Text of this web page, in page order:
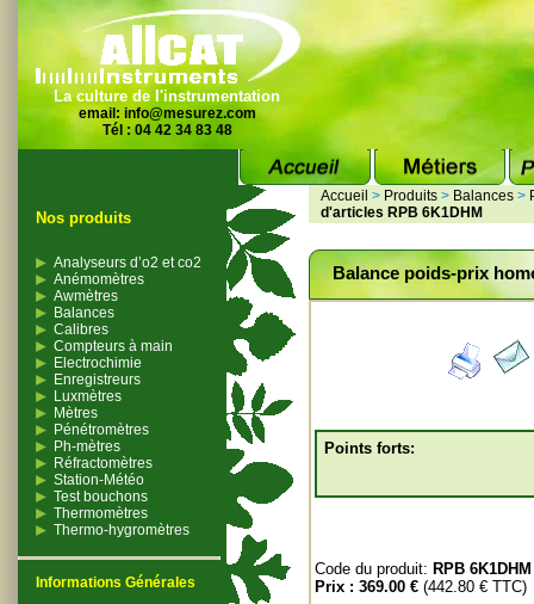
La culture de l'instrumentation
email: info@mesurez.com
Tél : 04 42 34 83 48
Nos produits
Analyseurs d’o2 et co2
Anémomètres
Awmètres
Balances
Calibres
Compteurs à main
Electrochimie
Enregistreurs
Luxmètres
Mètres
Pénétromètres
Ph-mètres
Réfractomètres
Station-Météo
Test bouchons
Thermomètres
Thermo-hygromètres
Informations Générales
Accueil > Produits > Balances >
d'articles RPB 6K1DHM
Balance poids-prix
Points forts:
Code du produit: RPB 6K1DHM
Prix : 369.00 € (442.80 € TTC)